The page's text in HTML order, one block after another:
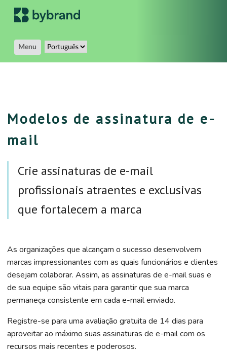
Menu
Modelos de assinatura de e-
mail
Crie assinaturas de e-mail
profissionais atraentes e exclusivas
que fortalecem a marca
As organizações que alcançam o sucesso desenvolvem
marcas impressionantes com as quais funcionários e clientes
desejam colaborar. Assim, as assinaturas de e-mail suas e
de sua equipe são vitais para garantir que sua marca
permaneça consistente em cada e-mail enviado.
Registre-se para uma avaliação gratuita de 14 dias para
aproveitar ao máximo suas assinaturas de e-mail com os
recursos mais recentes e poderosos.